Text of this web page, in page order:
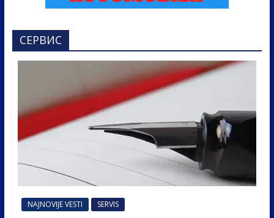
СЕРВИС
NAJNOVIJE VESTI SERVIS